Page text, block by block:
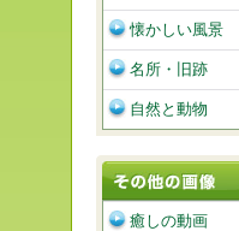
懐かしい風景
名所・旧跡
自然と動物
癒しの動画